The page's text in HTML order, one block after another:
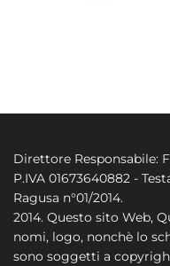
Direttore Responsabile:
P.IVA 01673640882 -
Ragusa n°01/2014.
2014. Questo sito Web,
nomi, logo, nonchè lo
sono soggetti a